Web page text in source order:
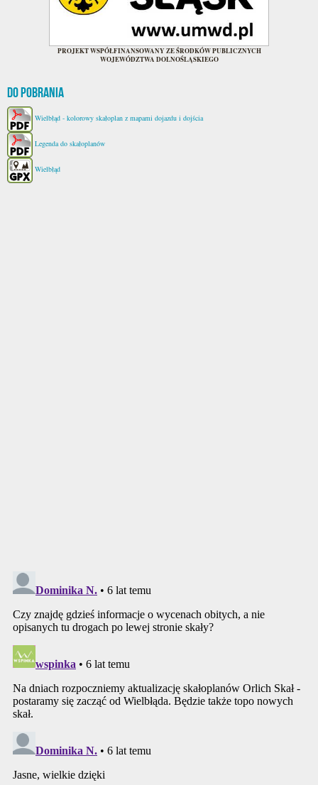
PROJEKT WSPÓŁFINANSOWANY ZE ŚRODKÓW PUBLICZNYCH
WOJEWÓDZTWA DOLNOŚLĄSKIEGO
Do pobrania
Wielbłąd - kolorowy skałoplan z mapami dojazdu i dojścia
Legenda do skałoplanów
Wielbłąd